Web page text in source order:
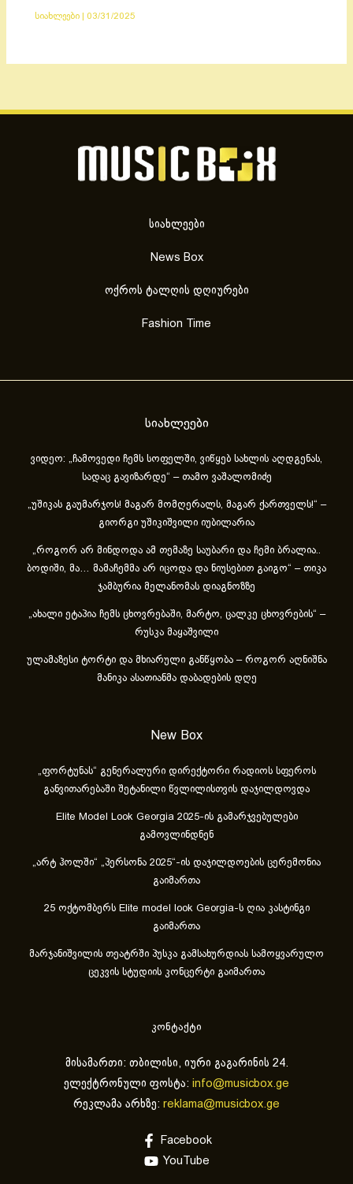
სიახლეები 03/31/2025
სიახლეები
News Box
ოქროს ტალღის დღიურები
Fashion Time
სიახლეები
ვიდეო: „ჩამოვედი ჩემს სოფელში, ვიწყებ სახლის აღდგენას,
სადაც გავიზარდე“ – თამო ვაშალომიძე
„უშიკას გაუმარჯოს! მაგარ მომღერალს, მაგარ ქართველს!“ –
გიორგი უშიკიშვილი იუბილარია
„როგორ არ მინდოდა ამ თემაზე საუბარი და ჩემი ბრალია..
ბოდიში, მა… მამაჩემმა არ იცოდა და ნიუსებით გაიგო“ – თიკა
ჯამბურია მელანომას დიაგნოზზე
„ახა­ლი ეტა­პია ჩემს ცხოვ­რე­ბა­ში, მარ­ტო, ცალ­კე ცხოვ­რე­ბის“ –
რუსკა მაყაშვილი
ულამაზესი ტორტი და მხიარული განწყობა – როგორ აღნიშნა
მანიკა ასათიანმა დაბადების დღე
New Box
„ფორტუნას“ გენერალური დირექტორი რადიოს სფეროს
განვითარებაში შეტანილი წვლილისთვის დაჯილდოვდა
Elite Model Look Georgia 2025-ის გამარჯვებულები
გამოვლინდნენ
„არტ ჰოლში“ „პერსონა 2025“-ის დაჯილდოების ცერემონია
გაიმართა
25 ოქტომბერს Elite model look Georgia-ს ღია კასტინგი
გაიმართა
მარჯანიშვილის თეატრში პუსკა გამსახურდიას სამოყვარულო
ცეკვის სტუდიის კონცერტი გაიმართა
კონტაქტი
მისამართი: თბილისი, იური გაგარინის 24.
ელექტრონული ფოსტა: info@musicbox.ge
რეკლამა არხზე: reklama@musicbox.ge
Facebook
YouTube